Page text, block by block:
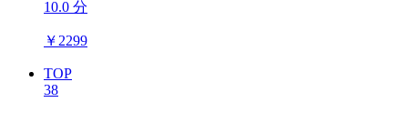
10.0 分
￥ 2299
TOP
38